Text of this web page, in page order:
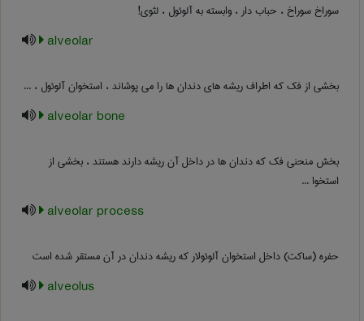
سوراخ سوراخ ، حباب دار ، وابسته به آلوئول ، لثوی!
alveolar
بخشی از فک که اطراف ریشه های دندان ها را می پوشاند ، استخوان آلوئول ، ...
alveolar bone
بخش منحنی فک که دندان ها در داخل آن ریشه دارند هستند ، بخشی از
استخوا ...
alveolar process
حفره (ساکت) داخل استخوان آلوئولار که ریشه دندان در آن مستقر شده است
alveolus